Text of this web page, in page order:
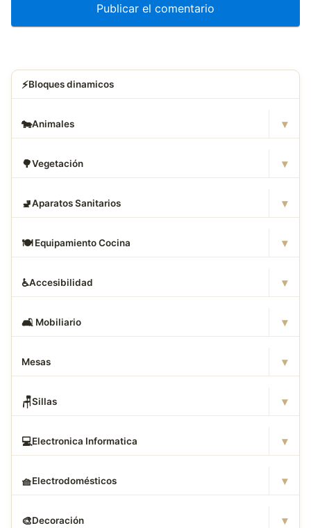
⚡Bloques dinamicos
🐄Animales ▾
🌳Vegetación ▾
🚽Aparatos Sanitarios ▾
🍽️ Equipamiento Cocina ▾
♿Accesibilidad ▾
🛋 ️ Mobiliario ▾
Mesas ▾
🪑Sillas ▾
💻Electronica Informatica ▾
🧺Electrodomésticos ▾
🎨Decoración ▾